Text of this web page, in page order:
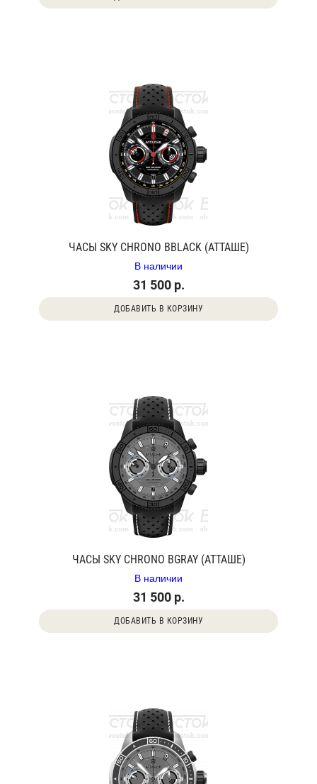
ЧАСЫ SKY CHRONO BBLACK (АТТАШЕ)
В наличии
31 500 р.
ДОБАВИТЬ В КОРЗИНУ
ЧАСЫ SKY CHRONO BGRAY (АТТАШЕ)
В наличии
31 500 р.
ДОБАВИТЬ В КОРЗИНУ